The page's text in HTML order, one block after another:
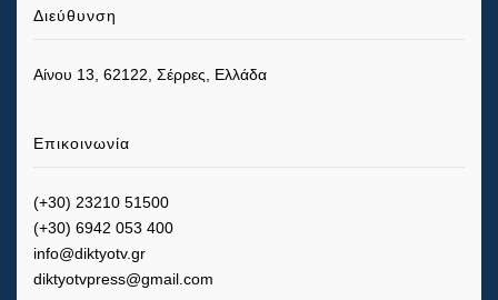
Διεύθυνση
Αίνου 13, 62122, Σέρρες, Ελλάδα
Επικοινωνία
(+30) 23210 51500
(+30) 6942 053 400
info@diktyotv.gr
diktyotvpress@gmail.com